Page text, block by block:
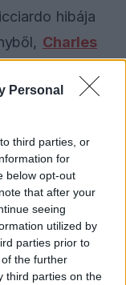
Personal
third parties, or
for
below opt-out
that after your
seeing
utilized by
parties prior to
the further
third parties on the
hibája
Charles
célba.
követően azt
továbbra
volna a